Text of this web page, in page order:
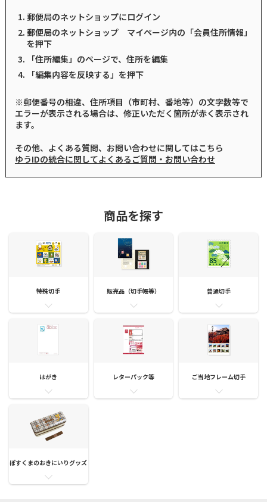
郵便局のネットショップにログイン
郵便局のネットショップ マイページ内の「会員住所情報」
を押下
「住所編集」のページで、住所を編集
「編集内容を反映する」を押下
※郵便番号の相違、住所項目（市町村、番地等）の文字数等で
エラーが表示される場合は、修正いただく箇所が赤く表示され
ます。
その他、よくある質問、お問い合わせに関してはこちら
ゆうIDの統合に関してよくあるご質問・お問い合わせ
商品を探す
特殊切手 販売品（切手帳等） 普通切手
はがき レターパック等 ご当地フレーム切手
ぽすくまのおきにいりグッズ